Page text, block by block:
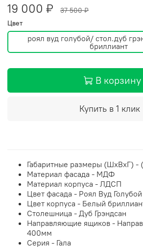
19 000 ₽
37 500 ₽
Цвет
роял вуд голубой/ стол.дуб
бриллиант
В корзину
Купить в 1 клик
Габаритные размеры (ШxВxГ) -
Материал фасада - МДФ
Материал корпуса - ЛДСП
Цвет фасада - Роял Вуд Голубой
Цвет корпуса - Белый
Столешница - Дуб Грэндсан
Направляющие ящиков -
400мм
Серия - Гала